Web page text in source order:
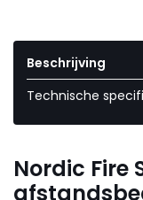
Beschrijving
Technische
Nordic Fire